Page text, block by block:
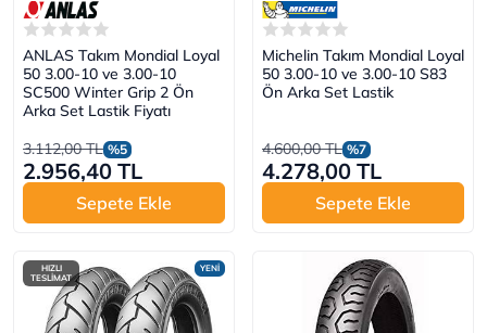
ANLAS Takım Mondial Loyal
50 3.00-10 ve 3.00-10
SC500 Winter Grip 2 Ön
Arka Set Lastik Fiyatı
3.112,00 TL %5
2.956,40 TL
Sepete Ekle
Michelin Takım Mondial Loyal
50 3.00-10 ve 3.00-10 S83
Ön Arka Set Lastik
4.600,00 TL %7
4.278,00 TL
Sepete Ekle
YENİ
HIZLI
TESLİMAT